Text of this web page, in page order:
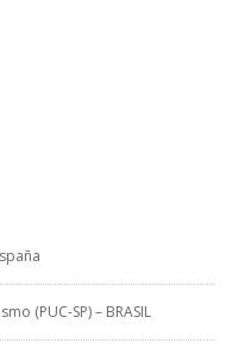
(PUC-SP) – BRASIL